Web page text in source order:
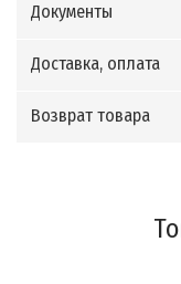
Документы
Доставка, оплата
Возврат товара